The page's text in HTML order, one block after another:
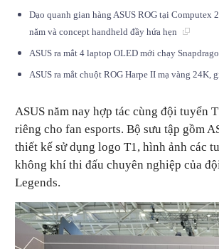
Dạo quanh gian hàng ASUS ROG tại
năm và concept handheld đầy hứa hẹn
ASUS ra mắt 4 laptop OLED mới chạy
ASUS ra mắt chuột ROG Harpe II mạ vàng 24K,
ASUS năm nay hợp tác cùng đội tuyển
riêng cho fan esports. Bộ sưu tập gồm
thiết kế sử dụng logo T1, hình ảnh các
không khí thi đấu chuyên nghiệp của
Legends.